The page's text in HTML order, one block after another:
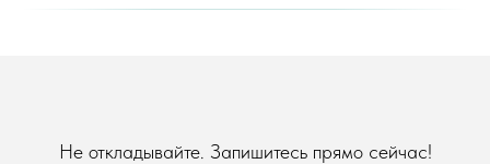
Не откладывайте. Запишитесь прямо сейчас!